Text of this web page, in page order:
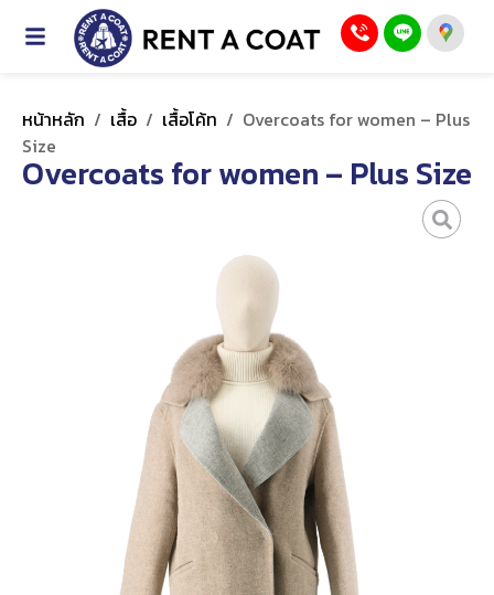
หน้าหลัก / เสื้อ / เสื้อโค้ท / Overcoats for women – Plus
Size
Overcoats for women – Plus Size